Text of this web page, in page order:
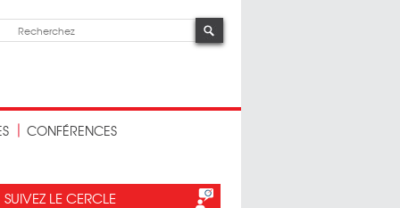
CONFÉRENCES
SUIVEZ LE CERCLE